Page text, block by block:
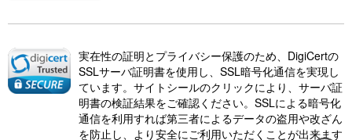
実在性の証明とプライバシー保護のため、DigiCertの
SSLサーバ証明書を使用し、SSL暗号化通信を実現し
ています。サイトシールのクリックにより、サーバ証
明書の検証結果をご確認ください。SSLによる暗号化
通信を利用すれば第三者によるデータの盗用や改ざん
を防止し、より安全にご利用いただくことが出来ます